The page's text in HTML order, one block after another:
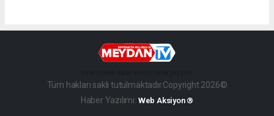
Tüm hakları saklı tutulmaktadır.Copyright 2026©
Haber Yazılımı: Web Aksiyon ®